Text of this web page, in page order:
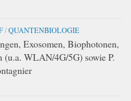
/QUANTENBIOLOGIE
Exosomen, Biophotonen,
(u.a. WLAN/4G/5G) sowie P.